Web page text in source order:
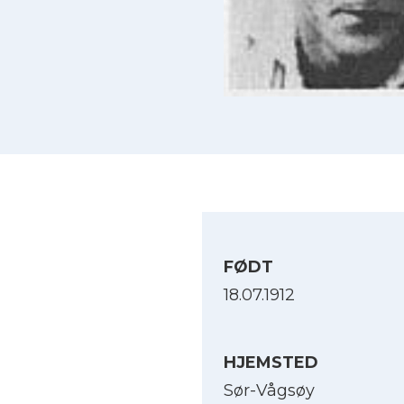
FØDT
18.07.1912
HJEMSTED
Sør-Vågsøy